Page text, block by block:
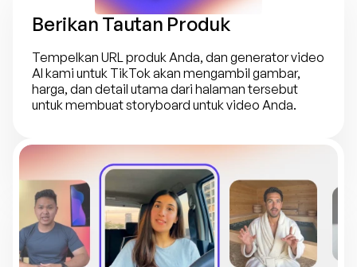
Berikan Tautan Produk
Tempelkan URL produk Anda, dan generator video
AI kami untuk TikTok akan mengambil gambar,
harga, dan detail utama dari halaman tersebut
untuk membuat storyboard untuk video Anda.